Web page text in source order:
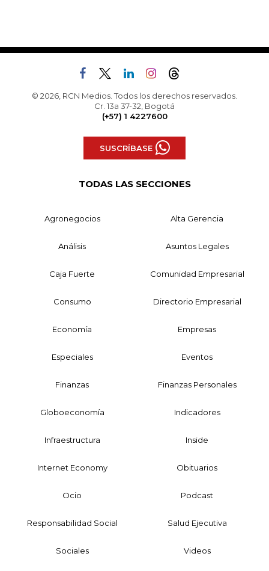
© 2026, RCN Medios. Todos los derechos reservados.
Cr. 13a 37-32, Bogotá
(+57) 1 4227600
SUSCRÍBASE
TODAS LAS SECCIONES
Agronegocios Alta Gerencia
Análisis Asuntos Legales
Caja Fuerte Comunidad Empresarial
Consumo Directorio Empresarial
Economía Empresas
Especiales Eventos
Finanzas Finanzas Personales
Globoeconomía Indicadores
Infraestructura Inside
Internet Economy Obituarios
Ocio Podcast
Responsabilidad Social Salud Ejecutiva
Sociales Videos